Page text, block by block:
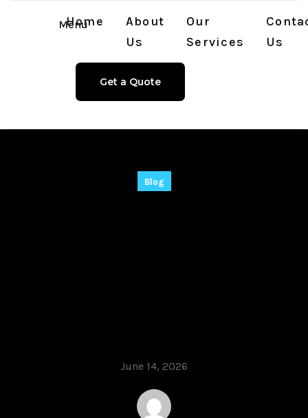
Menu
Home
About
Us
Our
Services
Us
Get a Quote
Blog
June 14, 2026